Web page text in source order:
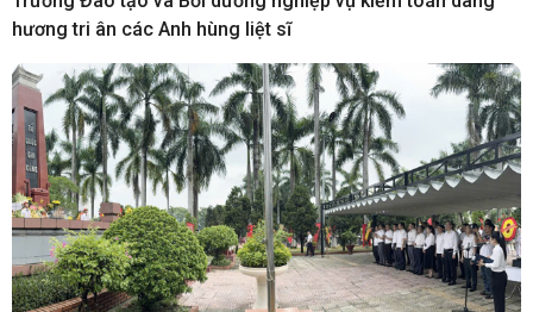
hương tri ân các Anh hùng liệt sĩ